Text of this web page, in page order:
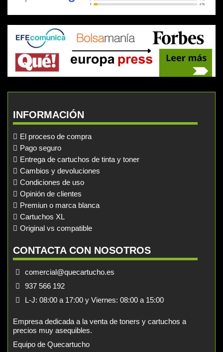
INFORMACIÓN
El proceso de compra
Pago seguro
Entrega de cartuchos de tinta y toner
Cambios y devoluciones
Condiciones de uso
Opinión de clientes
Premiun o marca blanca
Cartuchos XL
Original vs compatible
CONTACTA CON NOSOTROS
comercial@quecartucho.es
937 566 192
L-J: 08:00 a 17:00 y Viernes: 08:00 a 15:00
Empresa dedicada a la venta de toners y cartuchos a
precios muy asequibles.
Equipo de Quecartucho